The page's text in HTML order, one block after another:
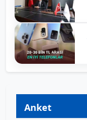
Anket